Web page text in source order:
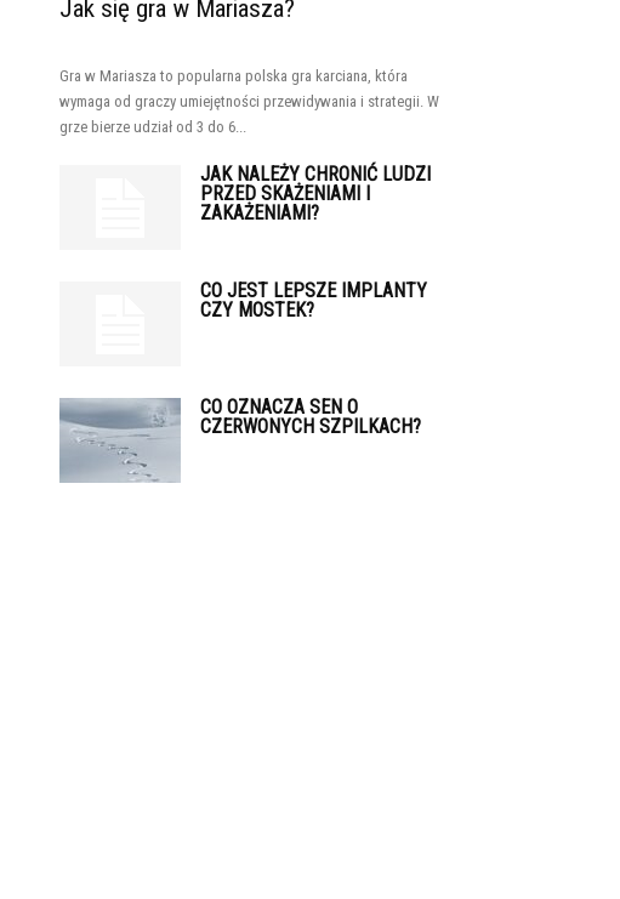
Jak się gra w Mariasza?
Gra w Mariasza to popularna polska gra karciana, która
wymaga od graczy umiejętności przewidywania i strategii. W
grze bierze udział od 3 do 6...
JAK NALEŻY CHRONIĆ LUDZI
PRZED SKAŻENIAMI I
ZAKAŻENIAMI?
CO JEST LEPSZE IMPLANTY
CZY MOSTEK?
CO OZNACZA SEN O
CZERWONYCH SZPILKACH?